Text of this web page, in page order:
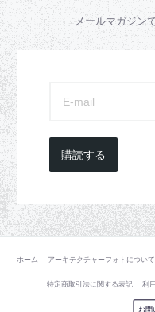
メールマガジン
購読する
ホーム アーキテクチャーフォトについて
特定商取引法に関する表記 利
お問